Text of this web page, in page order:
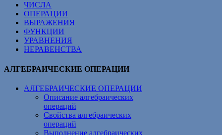
ЧИСЛА
ОПЕРАЦИИ
ВЫРАЖЕНИЯ
ФУНКЦИИ
УРАВНЕНИЯ
НЕРАВЕНСТВА
АЛГЕБРАИЧЕСКИЕ ОПЕРАЦИИ
АЛГЕБРАИЧЕСКИЕ ОПЕРАЦИИ
Описание алгебраических
операций
Свойства алгебраических
операций
Выполнение алгебраических